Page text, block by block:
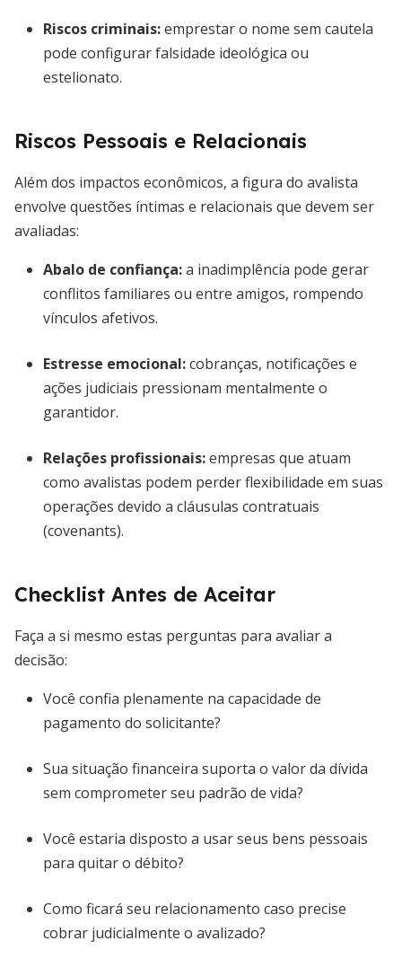
Riscos criminais:emprestar o nome sem cautela
pode configurar falsidade ideológica ou
estelionato.
Riscos Pessoais e Relacionais
Além dos impactos econômicos, a figura do avalista
envolve questões íntimas e relacionais que devem ser
avaliadas:
Abalo de confiança:a inadimplência pode gerar
conflitos familiares ou entre amigos, rompendo
vínculos afetivos.
Estresse emocional:cobranças, notificações e
ações judiciais pressionam mentalmente o
garantidor.
Relações profissionais:empresas que atuam
como avalistas podem perder flexibilidade em suas
operações devido a cláusulas contratuais
(covenants).
Checklist Antes de Aceitar
Faça a si mesmo estas perguntas para avaliar a
decisão:
Você confia plenamente na capacidade de
pagamento do solicitante?
Sua situação financeira suporta o valor da dívida
sem comprometer seu padrão de vida?
Você estaria disposto a usar seus bens pessoais
para quitar o débito?
Como ficará seu relacionamento caso precise
cobrar judicialmente o avalizado?